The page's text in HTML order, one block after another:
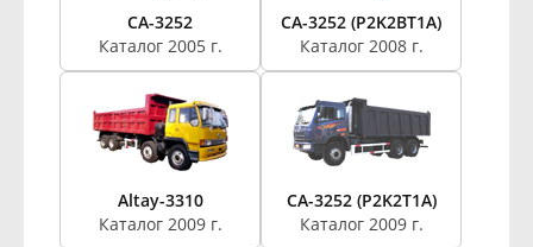
CA-3252
Каталог 2005 г.
CA-3252 (P2K2BT1A)
Каталог 2008 г.
Altay-3310
Каталог 2009 г.
CA-3252 (P2K2T1A)
Каталог 2009 г.